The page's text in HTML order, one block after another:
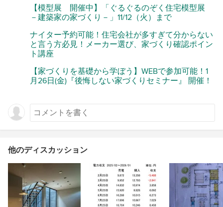
【模型展 開催中】「ぐるぐるのぞく住宅模型展
－建築家の家づくり－」11/12（火）まで
ナイター予約可能！住宅会社が多すぎて分からない
と言う方必見！メーカー選び、家づくり確認ポイン
ト講座
【家づくりを基礎から学ぼう】WEBで参加可能！1
月26日(金)『後悔しない家づくりセミナー』 開催！
他のディスカッション